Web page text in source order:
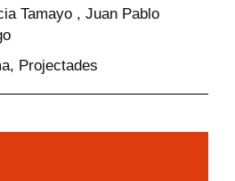
Tamayo , Juan Pablo
, Projectades